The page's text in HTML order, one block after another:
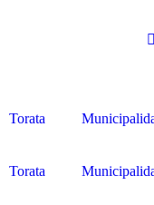
Torata
Torata